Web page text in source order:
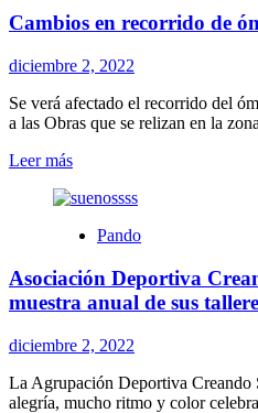
reconocimiento
empresas
25
años
afiliación
Cambios en recorrido de
diciembre 2, 2022
Se verá afectado el recorrido del
a las Obras que se relizan en la
Leer másLeer
sobre
en
de
ómnibus
Pando
Asociación Deportiva
muestra anual de sus
diciembre 2, 2022
La Agrupación Deportiva Creando
alegría, mucho ritmo y color